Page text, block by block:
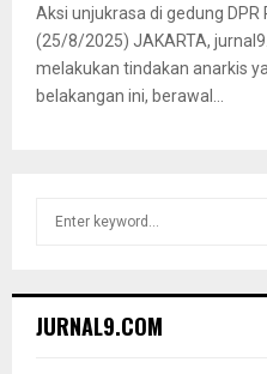
Aksi unjukrasa di gedung DPR
(25/8/2025) JAKARTA,
melakukan tindakan anarkis
belakangan ini, berawal...
h
JURNAL9.COM